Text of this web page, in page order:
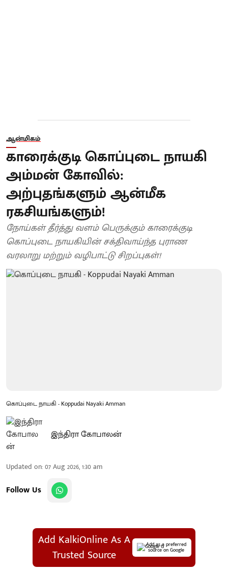
ஆன்மிகம்
காரைக்குடி கொப்புடை நாயகி
அம்மன் கோவில்:
அற்புதங்களும் ஆன்மீக
ரகசியங்களும்!
நோய்கள் தீர்த்து வளம் பெருக்கும் காரைக்குடி
கொப்புடை நாயகியின் சக்திவாய்ந்த புராண
வரலாறு மற்றும் வழிபாட்டு சிறப்புகள்!
கொப்புடை நாயகி - Koppudai Nayaki Amman
இந்திரா கோபாலன்
Updated on:07 Aug 2026, 1:30 am
Follow Us
Add KalkiOnline As A
Trusted Source
Add as a preferred
source on Google